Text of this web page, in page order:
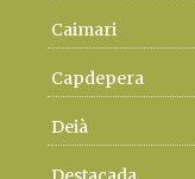
Caimari
Capdepera
Deià